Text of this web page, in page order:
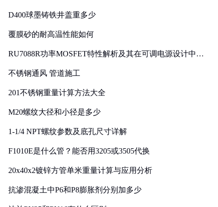
D400球墨铸铁井盖重多少
覆膜砂的耐高温性能如何
RU7088R功率MOSFET特性解析及其在可调电源设计中的
不锈钢通风 管道施工
201不锈钢重量计算方法大全
M20螺纹大径和小径是多少
1-1/4 NPT螺纹参数及底孔尺寸详解
F1010E是什么管？能否用3205或3505代换
20x40x2镀锌方管单米重量计算与应用分析
抗渗混凝土中P6和P8膨胀剂分别加多少